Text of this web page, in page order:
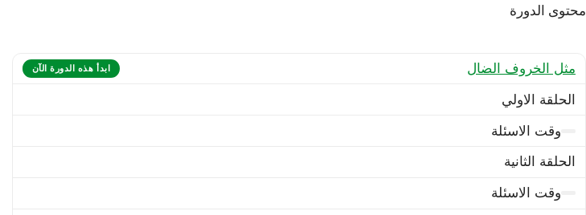
محتوى الدورة
مثل الخروف الضال ابدأ هذه الدورة الآن
الحلقة الاولي
وقت الاسئلة
الحلقة الثانية
وقت الاسئلة